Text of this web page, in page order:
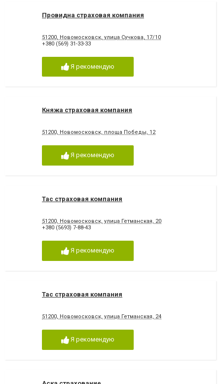
Провидна страховая компания
51200, Новомосковск, улица Сучкова, 17/10
+380 (569) 31-33-33
Я рекомендую
Княжа страховая компания
51200, Новомосковск, площа Победы, 12
Я рекомендую
Тас страховая компания
51200, Новомосковск, улица Гетманская, 20
+380 (5693) 7-88-43
Я рекомендую
Тас страховая компания
51200, Новомосковск, улица Гетманская, 24
Я рекомендую